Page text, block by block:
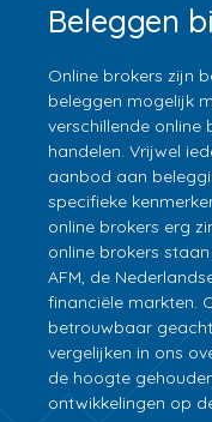
Beleggen
Online brokers zijn
beleggen mogelijk
verschillende online
handelen. Vrijwel
aanbod aan
specifieke
online brokers erg
online brokers
AFM, de
financiële markten.
betrouwbaar
vergelijken in ons
de hoogte
ontwikkelingen op